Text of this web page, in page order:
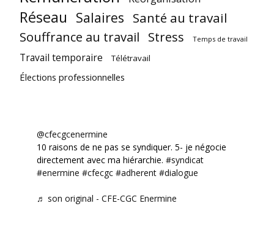
Réseau Salaires Santé au travail
Souffrance au travail Stress Temps de travail
Travail temporaire Télétravail
Élections professionnelles
@cfecgcenermine
10 raisons de ne pas se syndiquer. 5- je négocie
directement avec ma hiérarchie. #syndicat
#enermine #cfecgc #adherent #dialogue
♬ son original - CFE-CGC Enermine